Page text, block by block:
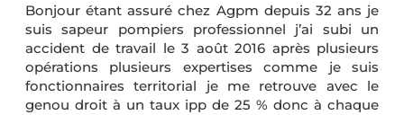
Bonjour étant assuré chez Agpm depuis 32 ans je
suis sapeur pompiers professionnel j’ai subi un
accident de travail le 3 août 2016 après plusieurs
opérations plusieurs expertises comme je suis
fonctionnaires territorial je me retrouve avec le
genou droit à un taux ipp de 25 % donc à chaque